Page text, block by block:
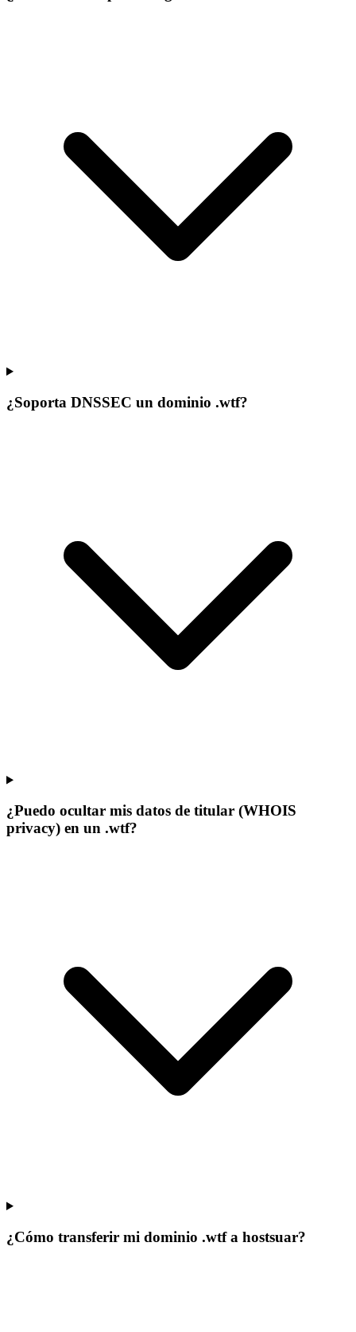
¿Soporta DNSSEC un dominio .wtf?
¿Puedo ocultar mis datos de titular (WHOIS
privacy) en un .wtf?
¿Cómo transferir mi dominio .wtf a hostsuar?